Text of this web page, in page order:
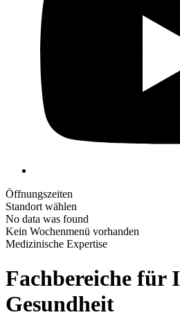
Öffnungszeiten
Standort wählen
No data was found
Kein Wochenmenü vorhanden
Medizinische Expertise
Fachbereiche für
Gesundheit